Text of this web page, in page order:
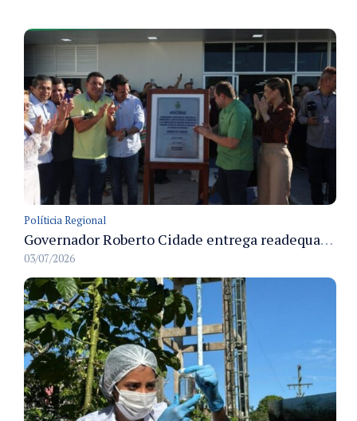
Políticia Regional
Governador Roberto Cidade entrega readequação do ambulatório da FCecon e amplia capacidade de atendimento oncológico em Manaus
03/07/2026